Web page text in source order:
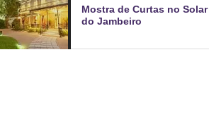
Mostra de Curtas no Solar
do Jambeiro